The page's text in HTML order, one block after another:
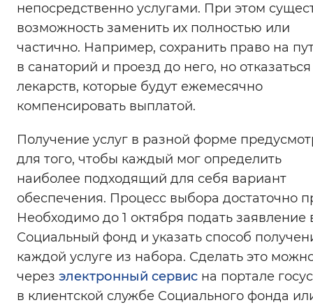
непосредственно услугами. При этом
возможность заменить их полностью или
частично. Например, сохранить право на
в санаторий и проезд до него, но отказаться
лекарств, которые будут ежемесячно
компенсировать выплатой.
Получение услуг в разной форме
для того, чтобы каждый мог определить
наиболее подходящий для себя вариант
обеспечения. Процесс выбора достаточно
Необходимо до 1 октября подать заявление
Социальный фонд и указать способ
каждой услуге из набора. Сделать это
через электронный сервис на портале
в клиентской службе Социального фонда